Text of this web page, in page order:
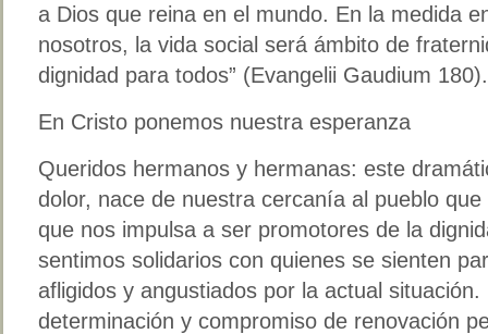
a Dios que reina en el mundo. En la medida
nosotros, la vida social será ámbito de
dignidad para todos” (Evangelii Gaudium 180).
En Cristo ponemos nuestra esperanza
Queridos hermanos y hermanas: este
dolor, nace de nuestra cercanía al pueblo
que nos impulsa a ser promotores de la
sentimos solidarios con quienes se sienten
afligidos y angustiados por la actual
determinación y compromiso de renovación